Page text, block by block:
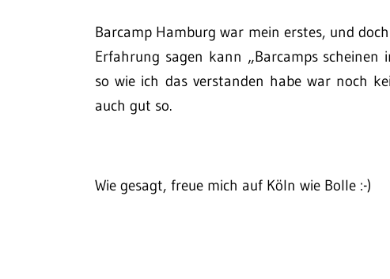
Barcamp Hamburg war mein erstes, und
Erfahrung sagen kann „Barcamps scheinen
so wie ich das verstanden habe war noch
auch gut so.
Wie gesagt, freue mich auf Köln wie Bolle :-)